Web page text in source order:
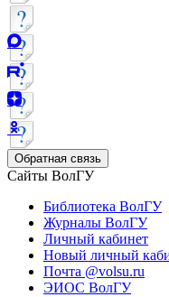
Обратная связь
Сайты ВолГУ
Библиотека ВолГУ
Журналы ВолГУ
Личный кабинет
Новый личный
Почта @volsu.ru
ЭИОС ВолГУ